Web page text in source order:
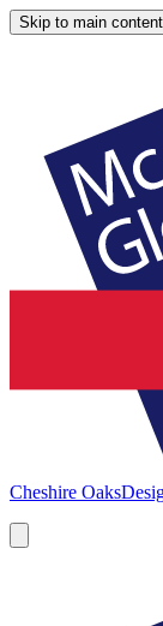
Skip to main content
Cheshire Oaks